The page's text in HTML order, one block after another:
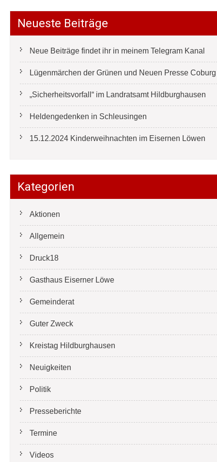
Neueste Beiträge
Neue Beiträge findet ihr in meinem Telegram Kanal
Lügenmärchen der Grünen und Neuen Presse
„Sicherheitsvorfall“ im Landratsamt Hildburghausen
Heldengedenken in Schleusingen
15.12.2024 Kinderweihnachten im Eisernen Löwen
Kategorien
Aktionen
Allgemein
Druck18
Gasthaus Eiserner Löwe
Gemeinderat
Guter Zweck
Kreistag Hildburghausen
Neuigkeiten
Politik
Presseberichte
Termine
Videos